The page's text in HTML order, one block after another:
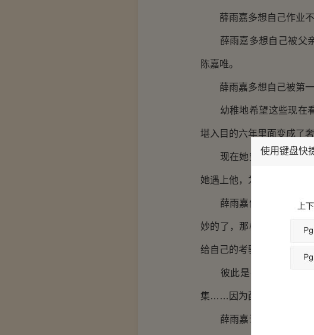
薛雨嘉多想自己作业不
薛雨嘉多想自己被父亲
陈嘉唯。
薛雨嘉多想自己被第一
幼稚地希望这些现在看
堪入目的六年里面变成了
现在她穿越回来，那些
她遇上他，为什么他要做
薛雨嘉像是自我嘲讽的
妙的了，那样的疯狂，那
给自己的考验，还是在耍自
彼此是平行线，她懂得
集……因为薛雨嘉在经过陈
薛雨嘉说过，从她回到
使用键盘快